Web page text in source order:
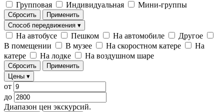
Групповая Индивидуальная Мини-группы
Сбросить
Применить
Способ передвижения ▾
На автобусе Пешком На автомобиле
Другое
В помещении
В музее На скоростном катере
На
катере
На лодке На воздушном шаре
Сбросить
Применить
Цены ▾
от
до
Диапазон цен экскурсий.